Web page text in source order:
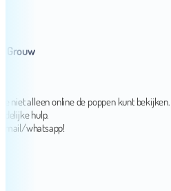
alleen online de poppen kunt bekijken. Mooi
hulp.
whatsapp!